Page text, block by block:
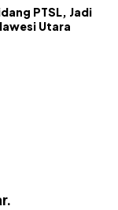
PTSL, Jadi
Utara